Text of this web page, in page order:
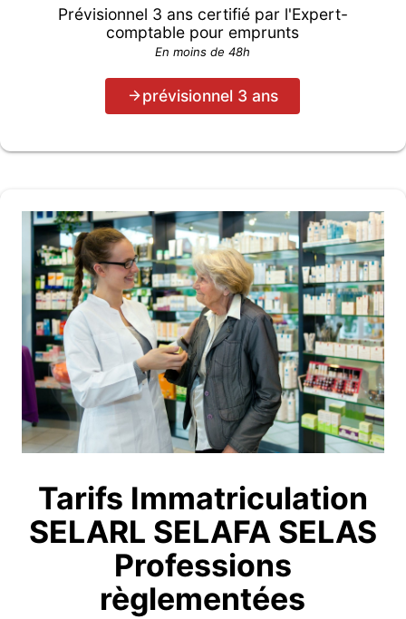
Prévisionnel 3 ans certifié par l'Expert-
comptable pour emprunts
En moins de 48h
prévisionnel 3 ans
Tarifs Immatriculation
SELARL SELAFA SELAS
Professions
règlementées